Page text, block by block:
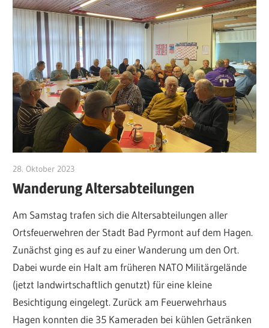
28. Oktober 2023
Wanderung Altersabteilungen
Am Samstag trafen sich die Altersabteilungen aller
Ortsfeuerwehren der Stadt Bad Pyrmont auf dem Hagen.
Zunächst ging es auf zu einer Wanderung um den Ort.
Dabei wurde ein Halt am früheren NATO Militärgelände
(jetzt landwirtschaftlich genutzt) für eine kleine
Besichtigung eingelegt. Zurück am Feuerwehrhaus
Hagen konnten die 35 Kameraden bei kühlen Getränken